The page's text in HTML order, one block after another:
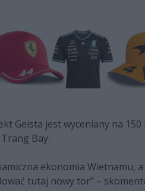
Geista jest wyceniany na
Bay.
ekonomia Wietnamu,
tutaj nowy tor” –